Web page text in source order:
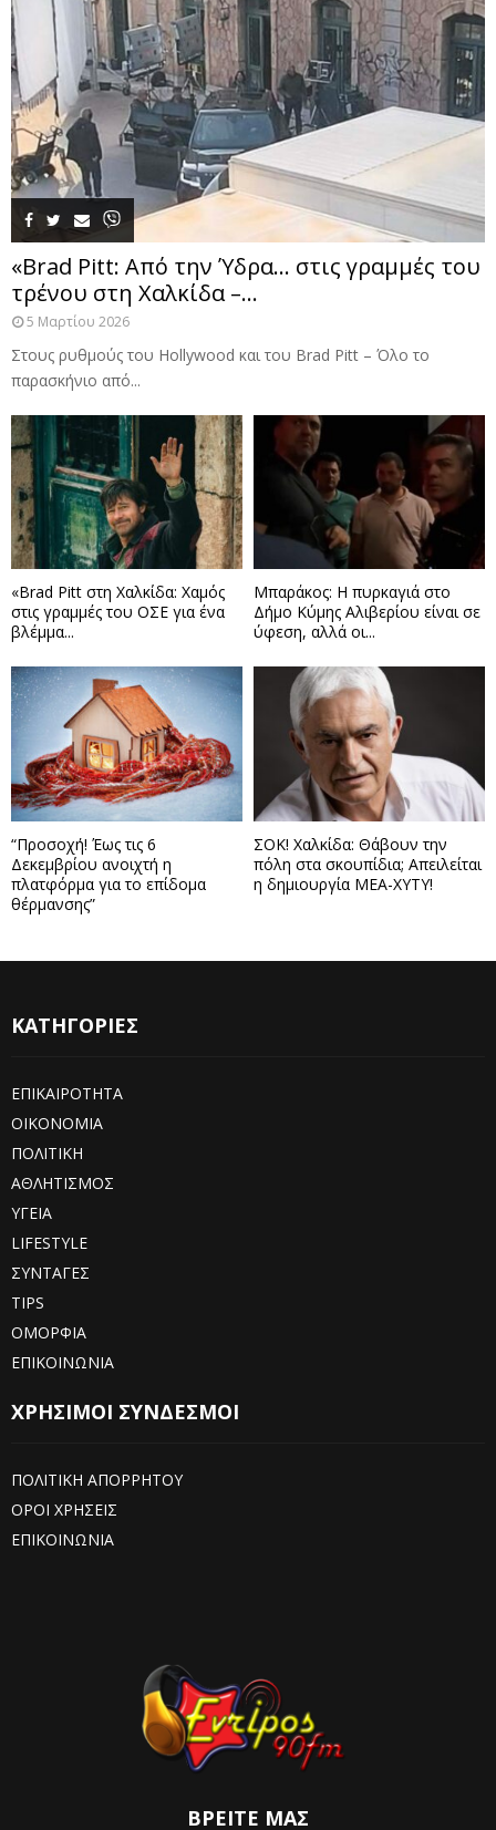
«Brad Pitt: Από την Ύδρα… στις γραμμές του
τρένου στη Χαλκίδα –...
5 Μαρτίου 2026
Στους ρυθμούς του Hollywood και του Brad Pitt – Όλο το
παρασκήνιο από...
«Brad Pitt στη Χαλκίδα: Χαμός
στις γραμμές του ΟΣΕ για ένα
βλέμμα...
Μπαράκος: Η πυρκαγιά στο
Δήμο Κύμης Αλιβερίου είναι σε
ύφεση, αλλά οι...
“Προσοχή! Έως τις 6
Δεκεμβρίου ανοιχτή η
πλατφόρμα για το επίδομα
θέρμανσης”
ΣΟΚ! Χαλκίδα: Θάβουν την
πόλη στα σκουπίδια; Απειλείται
η δημιουργία ΜΕΑ-ΧΥΤΥ!
ΚΑΤΗΓΟΡΙΕΣ
ΕΠΙΚΑΙΡΟΤΗΤΑ
ΟΙΚΟΝΟΜΙΑ
ΠΟΛΙΤΙΚΗ
ΑΘΛΗΤΙΣΜΟΣ
ΥΓΕΙΑ
LIFESTYLE
ΣΥΝΤΑΓΕΣ
TIPS
ΟΜΟΡΦΙΑ
ΕΠΙΚΟΙΝΩΝΙΑ
ΧΡΗΣΙΜΟΙ ΣΥΝΔΕΣΜΟΙ
ΠΟΛΙΤΙΚΗ ΑΠΟΡΡΗΤΟΥ
ΟΡΟΙ ΧΡΗΣΕΙΣ
ΕΠΙΚΟΙΝΩΝΙΑ
ΒΡΕΊΤΕ ΜΑΣ